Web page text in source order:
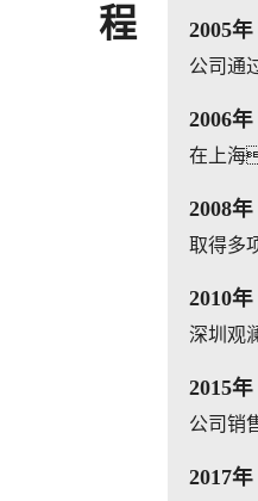
程
2005年
公司通
2006年
在上海
2008年
取得多
2010年
深圳观
2015年
公司销
2017年